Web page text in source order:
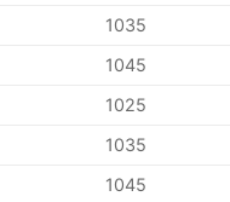
1035
1045
1025
1035
1045